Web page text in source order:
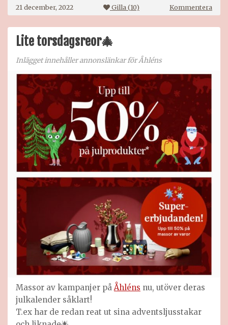
21 december, 2022 Gilla (10) Kommenterapå
Lite torsdagsreor🎄
Inlägget innehåller annonslänkar för Åhléns
Massor av kampanjer påÅhléns nu, utöver deras
julkalender såklart!
T.ex har de redan reat ut sina adventsljusstakar